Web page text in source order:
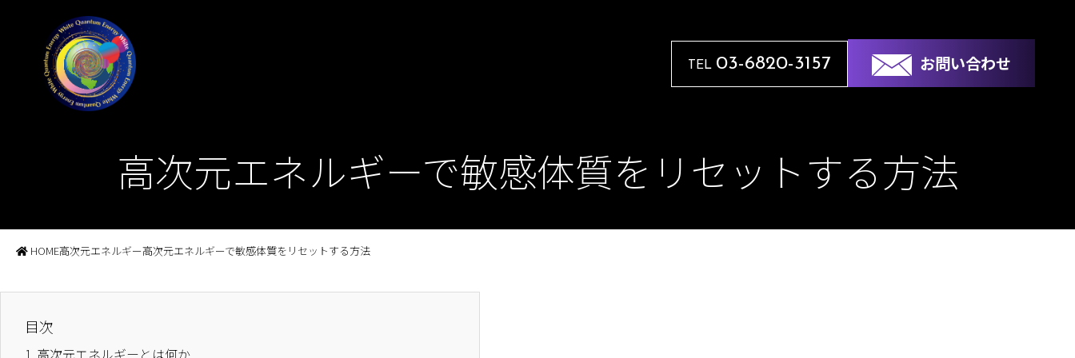
TEL 03-6820-3157 お問い合わせ
高次元エネルギーで敏感体質をリセットする方法
HOME高次元エネルギー高次元エネルギーで敏感体質をリセットする方法
目次
1. 高次元エネルギーとは何か